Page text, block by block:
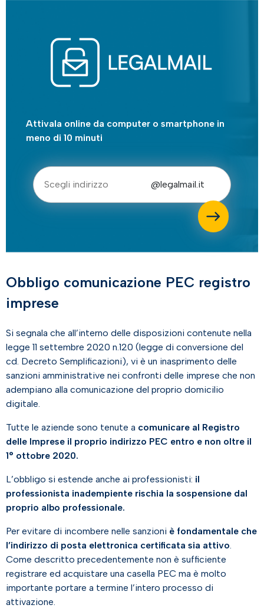
Attivala online da computer o smartphone in
meno di 10 minuti
@legalmail.it
Obbligo comunicazione PEC registro
imprese
Si segnala che all’interno delle disposizioni contenute nella
legge 11 settembre 2020 n.120 (legge di conversione del
cd. Decreto Semplificazioni), vi è un inasprimento delle
sanzioni amministrative nei confronti delle imprese che non
adempiano alla comunicazione del proprio domicilio
digitale.
Tutte le aziende sono tenute a comunicare al Registro
delle Imprese il proprio indirizzo PEC entro e non oltre il
1° ottobre 2020.
L’obbligo si estende anche ai professionisti: il
professionista inadempiente rischia la sospensione dal
proprio albo professionale.
Per evitare di incombere nelle sanzioni è fondamentale che
l’indirizzo di posta elettronica certificata sia attivo
Come descritto precedentemente non è sufficiente
registrare ed acquistare una casella PEC ma è molto
importante portare a termine l’intero processo di
attivazione.